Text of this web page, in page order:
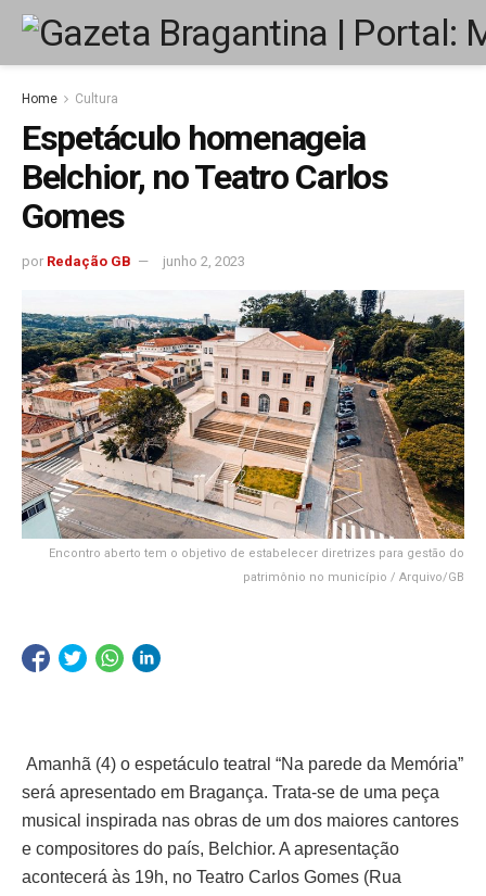
Home Cultura
Espetáculo homenageia
Belchior, no Teatro Carlos
Gomes
por Redação GB junho 2, 2023
Encontro aberto tem o objetivo de estabelecer diretrizes para gestão do
patrimônio no município / Arquivo/GB
Amanhã (4) o espetáculo teatral “Na parede da Memória”
será apresentado em Bragança. Trata-se de uma peça
musical inspirada nas obras de um dos maiores cantores
e compositores do país, Belchior. A apresentação
acontecerá às 19h, no Teatro Carlos Gomes (Rua